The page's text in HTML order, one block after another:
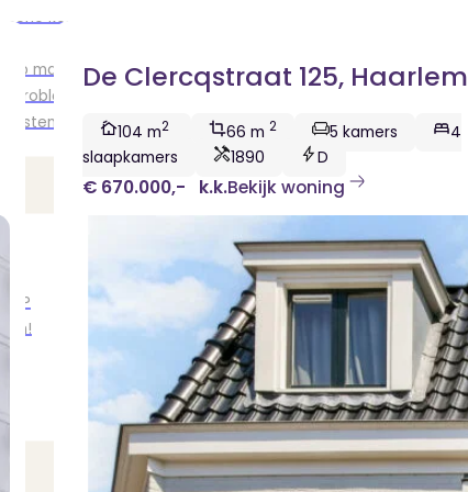
kennis...
op maat
probleem!
De Clercqstraat 125, Haarlem
104 m2 66 m 2 5 kamers
4
slaapkamers
1890 D
€ 670.000,- k.k.Bekijk woning